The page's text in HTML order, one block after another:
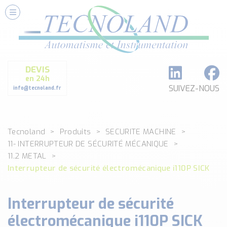
DEVIS
en 24h
info@tecnoland.fr SUIVEZ-NOUS
Nos Services
Conseils et Fourniture
Formation et Assistance
Architecture I-O Link multi fabricants
Classé par catégorie
DEBIT
DETECTION
ANALYSE PHYSICO-CHIMIQUE
ENREGISTREUR + ACQUISITION DE DONNEES
Voir toutes les catégories …
Tecnoland Produits
SECURITE MACHINE
11- INTERRUPTEUR DE SÉCURITÉ MÉCANIQUE
11.2 METAL
Interrupteur de sécurité électromécanique i110P SICK
Interrupteur de sécurité
électromécanique i110P SICK